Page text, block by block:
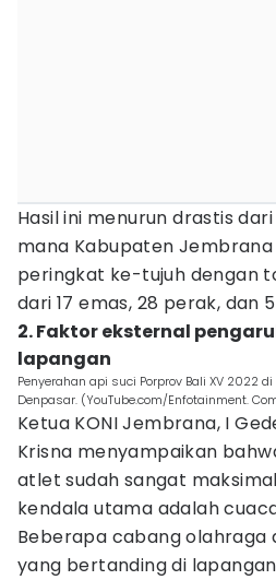
Hasil ini menurun drastis
mana Kabupaten
peringkat ke-tujuh dengan
dari 17 emas, 28 perak, dan
2. Faktor eksternal
lapangan
Penyerahan api suci Porprov Bali XV 2022
Denpasar. (YouTube.com/Enfotainment.
Ketua KONI Jembrana, I
Krisna menyampaikan
atlet sudah sangat
kendala utama adalah
Beberapa cabang olahraga
yang bertanding di